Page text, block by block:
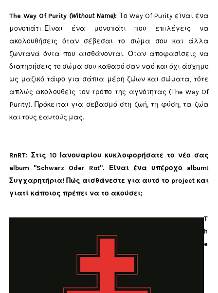
The Way Of Purity (Without Name): Το Way Of Purity είναι ένα
μονοπάτι...Είναι ένα μονοπάτι που επιλέγεις να
ακολουθήσεις όταν σέβεσαι το σώμα σου και άλλα
ζωντανά όντα που αισθάνονται. Όταν αποφασίσεις να
διατηρήσεις το σώμα σου καθαρό σαν ναό και όχι άσχημο
ως μαζικό τάφο για σάπια μέρη ζώων και σώματα, τότε
απλώς ακολουθείς τον τρόπο της αγνότητας (The Way Of
Purity). Πρόκειται για σεβασμό στη ζωή, τη φύση, τα ζώα
και τους εαυτούς μας.
RnRT: Στις 10 Ιανουαρίου κυκλοφορήσατε το νέο σας
album "Schwarz Oder Rot". Είναι ένα υπέροχο album!
Συγχαρητήρια! Πώς αισθάνεστε για αυτό το project και
γιατί κάποιος πρέπει να το ακούσει;
T
h
e